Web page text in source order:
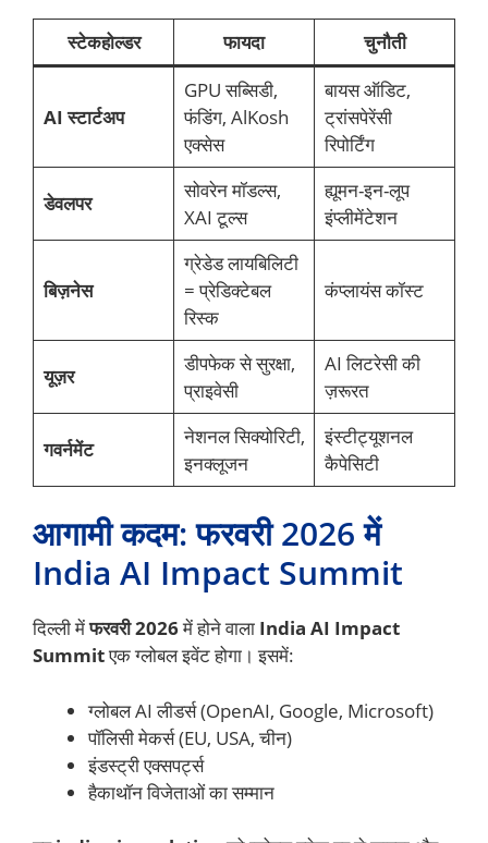
स्टेकहोल्डर फायदा चुनौती
AI स्टार्टअप
GPU सब्सिडी,
फंडिंग, AlKosh
एक्सेस
बायस ऑडिट,
ट्रांसपेरेंसी
रिपोर्टिंग
डेवलपर
सोवरेन मॉडल्स,
XAI टूल्स
ह्यूमन-इन-लूप
इंप्लीमेंटेशन
बिज़नेस
ग्रेडेड लायबिलिटी
= प्रेडिक्टेबल
रिस्क
कंप्लायंस कॉस्ट
यूज़र
डीपफेक से सुरक्षा,
प्राइवेसी
AI लिटरेसी की
ज़रूरत
गवर्नमेंट
नेशनल सिक्योरिटी,
इनक्लूजन
इंस्टीट्यूशनल
कैपेसिटी
आगामी कदम: फरवरी 2026 में
India AI Impact Summit
दिल्ली मेंफरवरी 2026में होने वाला India AI Impact
Summitएक ग्लोबल इवेंट होगा। इसमें:
ग्लोबल AI लीडर्स (OpenAI, Google, Microsoft)
पॉलिसी मेकर्स (EU, USA, चीन)
इंडस्ट्री एक्सपर्ट्स
हैकाथॉन विजेताओं का सम्मान